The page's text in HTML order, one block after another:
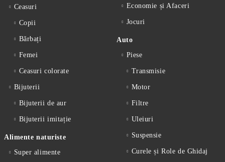
Ceasuri
Copii
Bărbați
Femei
Ceasuri colorate
Bijuterii
Bijuterii de aur
Bijuterii imitație
Alimente naturiste
Super alimente
Economie și Afaceri
Jocuri
Auto
Piese
Transmisie
Motor
Filtre
Uleiuri
Suspensie
Curele și Role de Ghidaj